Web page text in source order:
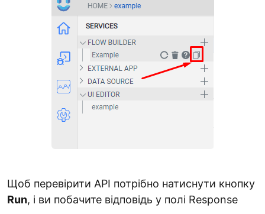
Щоб перевірити API потрібно натиснути кнопку
Run, і ви побачите відповідь у полі Response